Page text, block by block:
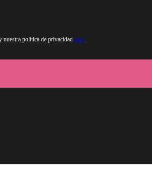
nuestra política de privacidad aquí.